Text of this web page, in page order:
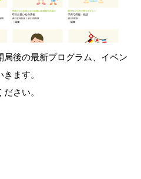
後の最新プログラム、イベン
ます。
さい。